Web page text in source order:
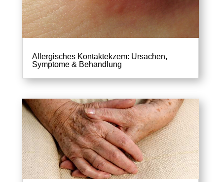
Allergisches Kontaktekzem: Ursachen,
Symptome & Behandlung